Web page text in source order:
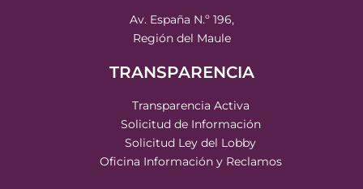
Av. España N.º 196,
Región del Maule
TRANSPARENCIA
Transparencia Activa
Solicitud de Información
Solicitud Ley del Lobby
Oficina Información y Reclamos